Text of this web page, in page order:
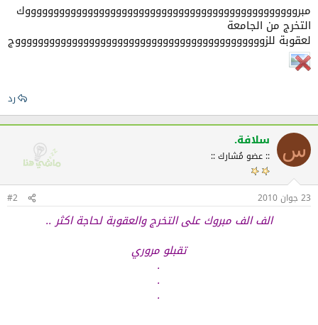
مبرووووووووووووووووووووووووووووووووووووووووووووووووك
التخرج من الجامعة
لعقوبة للزووووووووووووووووووووووووووووووووووووووووووووج
رد
س سلافة.
:: عضو مُشارك ::
23 جوان 2010 #2
الف الف مبروك على التخرج والعقوبة لحاجة اكثر ..
تقبلو مروري
.
.
.